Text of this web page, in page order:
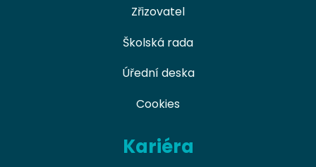
Zřizovatel
Školská rada
Úřední deska
Cookies
Kariéra